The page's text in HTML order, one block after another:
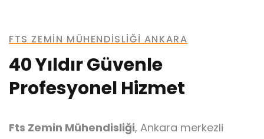
Fore Kazık
Ankraj
FTS ZEMIN MÜHENDISLIĞI ANKARA
40 Yıldır Güvenle
Profesyonel Hizmet
Fts Zemin Mühendisliği, Ankara merkezli